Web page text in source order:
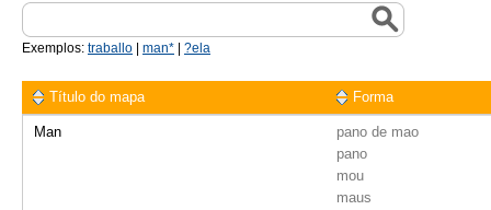
Exemplos: traballo man* ?ela
Título do mapa Forma
Man
pano de mao
pano
mou
maus